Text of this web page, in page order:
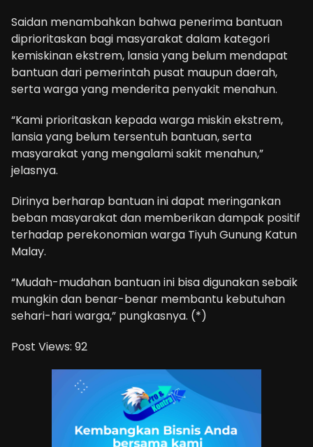
Saidan menambahkan bahwa penerima bantuan
diprioritaskan bagi masyarakat dalam kategori
kemiskinan ekstrem, lansia yang belum mendapat
bantuan dari pemerintah pusat maupun daerah,
serta warga yang menderita penyakit menahun.
“Kami prioritaskan kepada warga miskin ekstrem,
lansia yang belum tersentuh bantuan, serta
masyarakat yang mengalami sakit menahun,”
jelasnya.
Dirinya berharap bantuan ini dapat meringankan
beban masyarakat dan memberikan dampak positif
terhadap perekonomian warga Tiyuh Gunung Katun
Malay.
“Mudah-mudahan bantuan ini bisa digunakan sebaik
mungkin dan benar-benar membantu kebutuhan
sehari-hari warga,” pungkasnya. (*)
Post Views: 92